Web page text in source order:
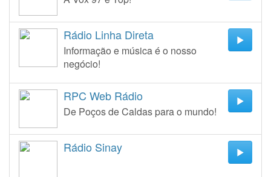
Rádio Linha Direta
Informação e música é o nosso
negócio!
RPC Web Rádio
De Poços de Caldas para o mundo!
Rádio Sinay